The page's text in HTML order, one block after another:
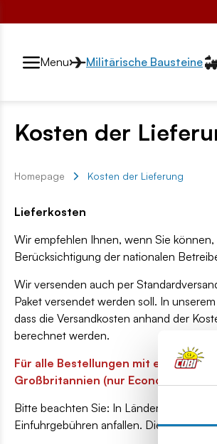
Przełącznik
Menu Militärische Bausteine
Kosten der
Homepage Kosten der Lieferung
Lieferkosten
Wir empfehlen Ihnen, wenn Sie
Berücksichtigung der nationalen
Wir versenden auch per
Paket versendet werden soll. In
dass die Versandkosten anhand der
berechnet werden.
Für alle Bestellungen mit einem
Großbritannien (nur Economy-
Bitte beachten Sie: In Ländern wie der
Einfuhrgebühren anfallen. Diese